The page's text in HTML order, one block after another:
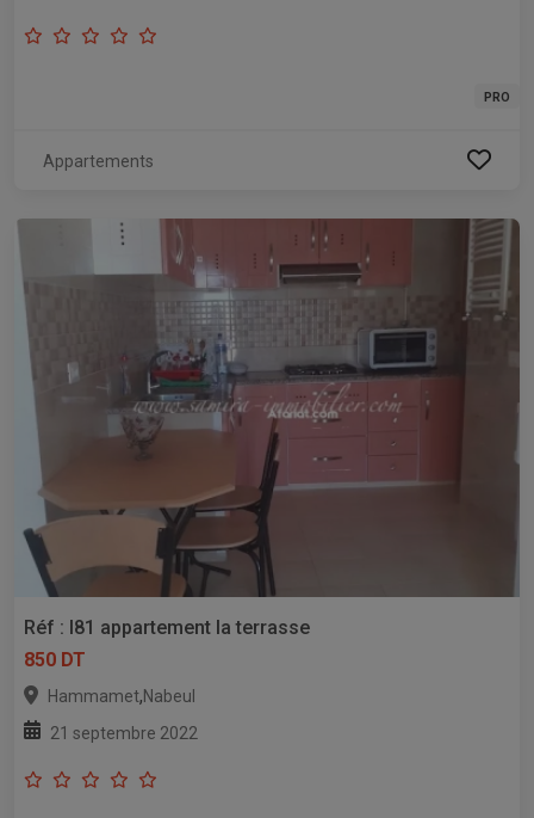
PRO
Appartements
Réf : l81 appartement la terrasse
850 DT
Hammamet,Nabeul
21 septembre 2022